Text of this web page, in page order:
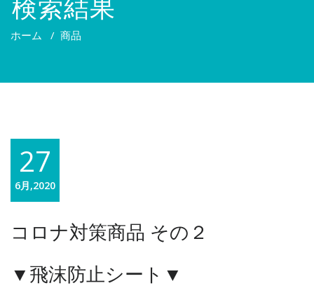
検索結果
ホーム / 商品
27
6月,2020
コロナ対策商品 その２
▼飛沫防止シート▼